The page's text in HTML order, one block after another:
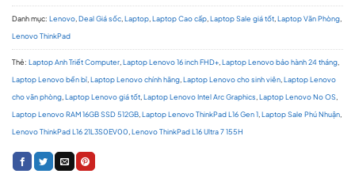
Danh mục: Lenovo Deal Giá sốc Laptop Laptop Cao cấp Laptop Sale giá tốt Laptop Văn Phòng
Lenovo ThinkPad
Thẻ: Laptop Anh Triết Computer Laptop Lenovo 16 inch FHD+ Laptop Lenovo bảo hành 24 tháng
Laptop Lenovo bền bỉ Laptop Lenovo chính hãng Laptop Lenovo cho sinh viên Laptop Lenovo
cho văn phòng Laptop Lenovo giá tốt Laptop Lenovo Intel Arc Graphics Laptop Lenovo No OS
Laptop Lenovo RAM 16GB SSD 512GB Laptop Lenovo ThinkPad L16 Gen 1 Laptop Sale Phú Nhuận
Lenovo ThinkPad L16 21L3S0EV00 Lenovo ThinkPad L16 Ultra 7 155H